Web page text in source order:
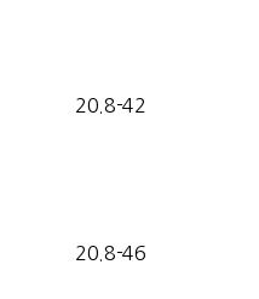
20.8-42
20.8-46